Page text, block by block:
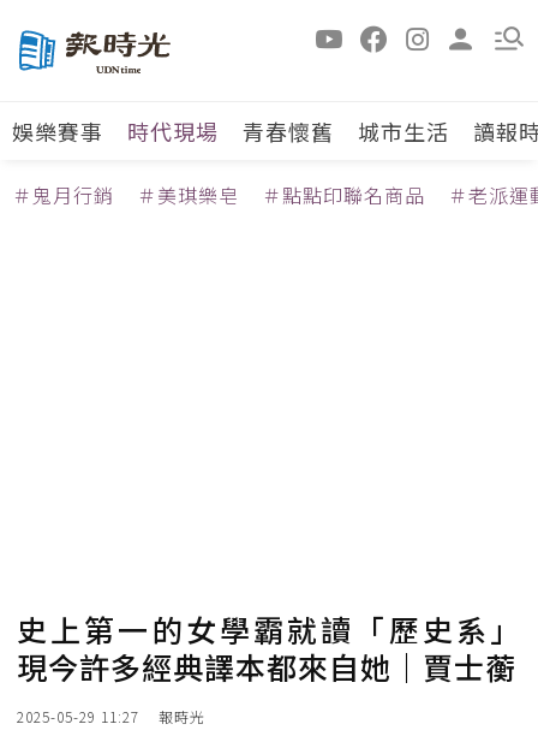
娛樂賽事 時代現場 青春懷舊 城市生活 讀報
＃鬼月行銷 ＃美琪樂皂 ＃點點印聯名商品 ＃老派運
史上第一的女學霸就讀「歷史系」
現今許多經典譯本都來自她｜賈士蘅
2025-05-29 11:27 報時光